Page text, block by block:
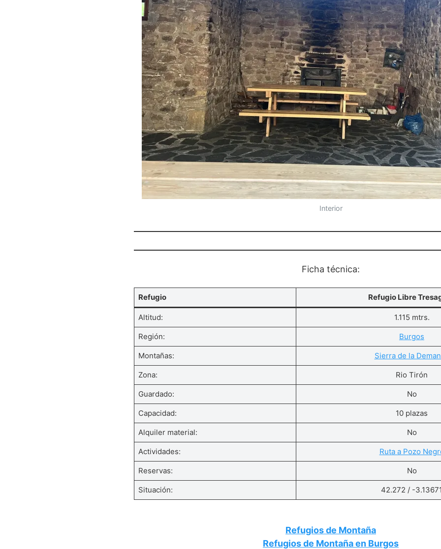
Interior
Ficha técnica:
Refugio Refugio Libre
Altitud: 1.115 mtrs.
Región: Burgos
Montañas: Sierra de la
Zona: Rio Tirón
Guardado: No
Capacidad: 10 plazas
Alquiler material: No
Actividades: Ruta a Pozo
Reservas: No
Situación: 42.272 / -3.13671
Refugios de Montaña
Refugios de Montaña en Burgos